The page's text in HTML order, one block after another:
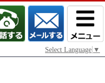
Select Language ▼